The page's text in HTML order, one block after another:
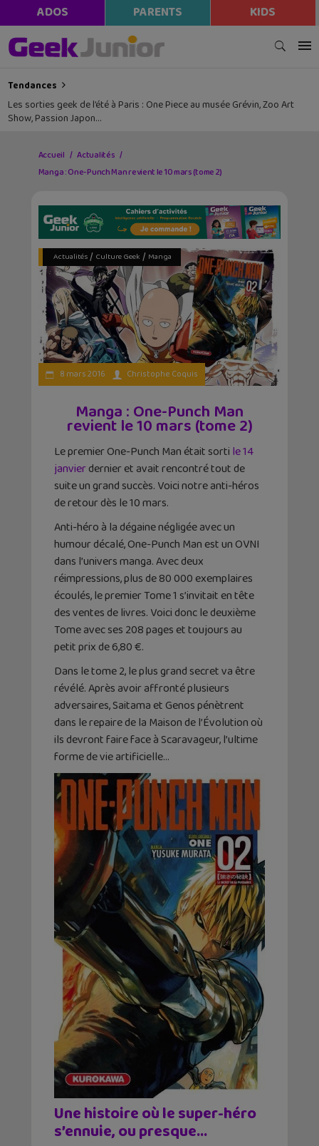
ADOS PARENTS KIDS
Tendances
Les sorties geek de l’été à Paris : One Piece au musée Grévin, Zoo Art
Show, Passion Japon…
Accueil
Actualités
Manga : One-Punch Man revient le 10 mars (tome 2)
Actualités/ Culture Geek / Manga
8 mars 2016 Christophe Coquis
Manga : One-Punch Man
revient le 10 mars (tome 2)
Le premier One-Punch Man était sorti le 14
janvierdernier et avait rencontré tout de
suite un grand succès. Voici notre anti-héros
de retour dès le 10 mars.
Anti-héro à la dégaine négligée avec un
humour décalé, One-Punch Man est un OVNI
dans l’univers manga. Avec deux
réimpressions, plus de 80 000 exemplaires
écoulés, le premier Tome 1 s’invitait en tête
des ventes de livres. Voici donc le deuxième
Tome avec ses 208 pages et toujours au
petit prix de 6,80 €.
Dans le tome 2, le plus grand secret va être
révélé. Après avoir affronté plusieurs
adversaires, Saitama et Genos pénètrent
dans le repaire de la Maison de l’Évolution où
ils devront faire face à Scaravageur, l’ultime
forme de vie artificielle…
Une histoire où le super-héro
s’ennuie, ou presque…